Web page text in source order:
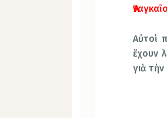
Αὐτοὶ
ἔχουν
γιὰ